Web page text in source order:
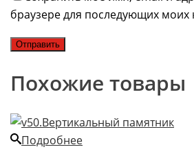
браузере для последующих моих
Похожие товары
Подробнее